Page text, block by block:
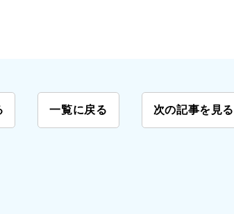
一覧に戻る 次の記事を見る